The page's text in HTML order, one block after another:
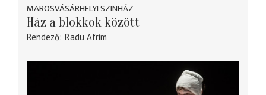
MAROSVÁSÁRHELYI SZINHÁZ
Ház a blokkok között
Rendező Radu Afrim